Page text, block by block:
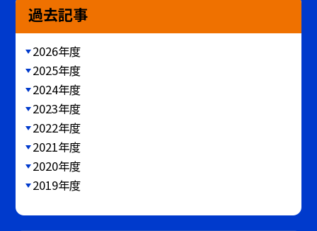
過去記事
2026年度
2025年度
2024年度
2023年度
2022年度
2021年度
2020年度
2019年度